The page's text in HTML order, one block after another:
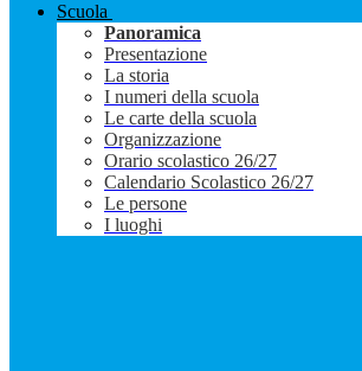
Scuola
Panoramica
Presentazione
La storia
I numeri della scuola
Le carte della scuola
Organizzazione
Orario scolastico 26/27
Calendario Scolastico 26/27
Le persone
I luoghi